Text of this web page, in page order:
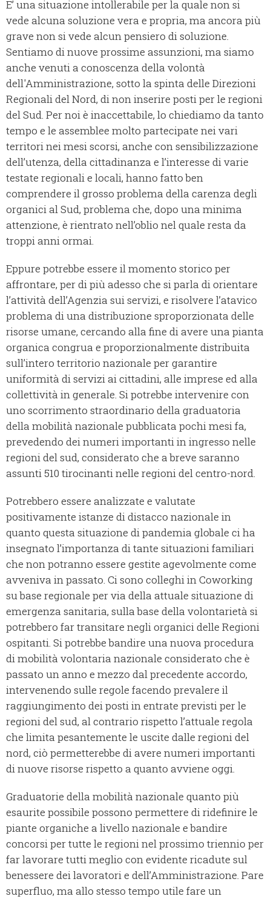
E’ una situazione intollerabile per la quale non si
vede alcuna soluzione vera e propria, ma ancora più
grave non si vede alcun pensiero di soluzione.
Sentiamo di nuove prossime assunzioni, ma siamo
anche venuti a conoscenza della volontà
dell'Amministrazione, sotto la spinta delle Direzioni
Regionali del Nord, di non inserire posti per le regioni
del Sud. Per noi è inaccettabile, lo chiediamo da tanto
tempo e le assemblee molto partecipate nei vari
territori nei mesi scorsi, anche con sensibilizzazione
dell’utenza, della cittadinanza e l’interesse di varie
testate regionali e locali, hanno fatto ben
comprendere il grosso problema della carenza degli
organici al Sud, problema che, dopo una minima
attenzione, è rientrato nell’oblio nel quale resta da
troppi anni ormai.
Eppure potrebbe essere il momento storico per
affrontare, per di più adesso che si parla di orientare
l’attività dell’Agenzia sui servizi, e risolvere l’atavico
problema di una distribuzione sproporzionata delle
risorse umane, cercando alla fine di avere una pianta
organica congrua e proporzionalmente distribuita
sull’intero territorio nazionale per garantire
uniformità di servizi ai cittadini, alle imprese ed alla
collettività in generale. Si potrebbe intervenire con
uno scorrimento straordinario della graduatoria
della mobilità nazionale pubblicata pochi mesi fa,
prevedendo dei numeri importanti in ingresso nelle
regioni del sud, considerato che a breve saranno
assunti 510 tirocinanti nelle regioni del centro-nord.
Potrebbero essere analizzate e valutate
positivamente istanze di distacco nazionale in
quanto questa situazione di pandemia globale ci ha
insegnato l’importanza di tante situazioni familiari
che non potranno essere gestite agevolmente come
avveniva in passato. Ci sono colleghi in Coworking
su base regionale per via della attuale situazione di
emergenza sanitaria, sulla base della volontarietà si
potrebbero far transitare negli organici delle Regioni
ospitanti. Si potrebbe bandire una nuova procedura
di mobilità volontaria nazionale considerato che è
passato un anno e mezzo dal precedente accordo,
intervenendo sulle regole facendo prevalere il
raggiungimento dei posti in entrate previsti per le
regioni del sud, al contrario rispetto l’attuale regola
che limita pesantemente le uscite dalle regioni del
nord, ciò permetterebbe di avere numeri importanti
di nuove risorse rispetto a quanto avviene oggi.
Graduatorie della mobilità nazionale quanto più
esaurite possibile possono permettere di ridefinire le
piante organiche a livello nazionale e bandire
concorsi per tutte le regioni nel prossimo triennio per
far lavorare tutti meglio con evidente ricadute sul
benessere dei lavoratori e dell’Amministrazione. Pare
superfluo, ma allo stesso tempo utile fare un